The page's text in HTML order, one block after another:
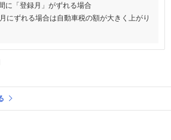
に「登録月」がずれる場合
にずれる場合は自動車税の額が大きく上がり